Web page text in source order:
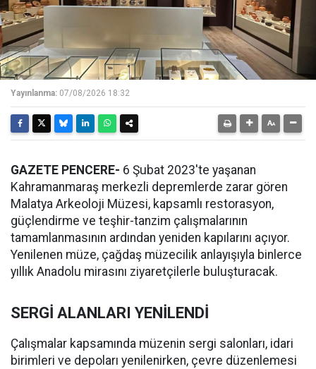
Yayınlanma: 07/08/2026 18:32
GAZETE PENCERE- 6 Şubat 2023'te yaşanan
Kahramanmaraş merkezli depremlerde zarar gören
Malatya Arkeoloji Müzesi, kapsamlı restorasyon,
güçlendirme ve teşhir-tanzim çalışmalarının
tamamlanmasının ardından yeniden kapılarını açıyor.
Yenilenen müze, çağdaş müzecilik anlayışıyla binlerce
yıllık Anadolu mirasını ziyaretçilerle buluşturacak.
SERGİ ALANLARI YENİLENDİ
Çalışmalar kapsamında müzenin sergi salonları, idari
birimleri ve depoları yenilenirken, çevre düzenlemesi